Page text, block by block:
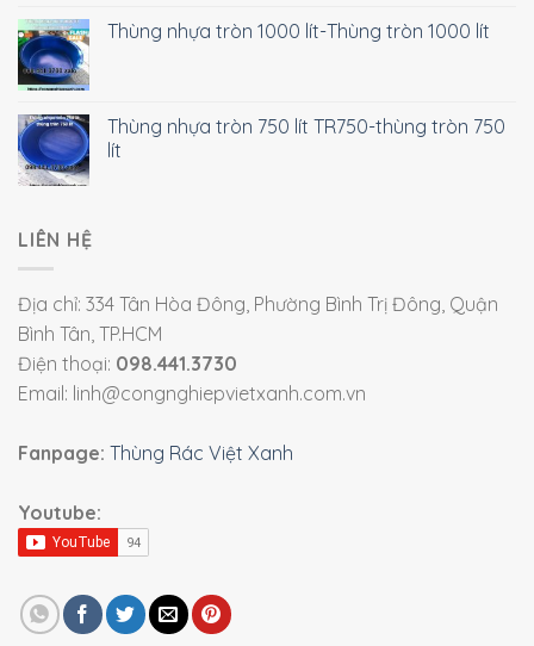
Thùng nhựa tròn 1000 lít-Thùng tròn 1000 lít
Thùng nhựa tròn 750 lít TR750-thùng tròn 750
lít
LIÊN HỆ
Địa chỉ: 334 Tân Hòa Đông, Phường Bình Trị Đông, Quận
Bình Tân, TP.HCM
Điện thoại: 098.441.3730
Email: linh@congnghiepvietxanh.com.vn
Fanpage: Thùng Rác Việt Xanh
Youtube: